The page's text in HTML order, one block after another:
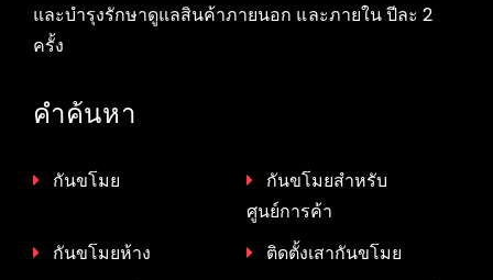
และบำรุงรักษาดูแลสินค้าภายนอก และภายใน ปีละ 2
ครั้ง
คำค้นหา
กันขโมย
กันขโมยสำหรับ
ศูนย์การค้า
กันขโมยห้าง
ติดตั้งเสากันขโมย